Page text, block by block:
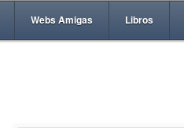
Webs Amigas Libros